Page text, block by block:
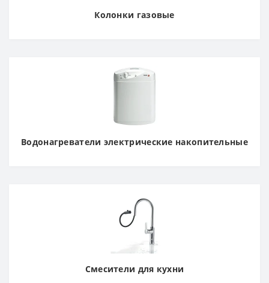
Колонки газовые
Водонагреватели электрические накопительные
Смесители для кухни